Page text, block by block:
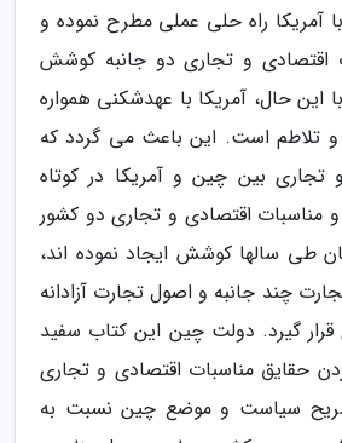
با آمریکا راه حلی عملی مطرح نموده و
اقتصادی و تجاری دو جانبه کوشش
حال، آمریکا با عهدشکنی همواره
تلاطم است. این باعث می گردد که
بین چین و آمریکا در کوتاه
مناسبات اقتصادی و تجاری دو کشور
طی سالها کوشش ایجاد نموده اند،
چند جانبه و اصول تجارت آزادانه
قرار گیرد. دولت چین این کتاب سفید
حقایق مناسبات اقتصادی و تجاری
سیاست و موضع چین نسبت به